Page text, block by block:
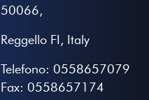
50066,
Reggello FI, Italy
Telefono: 0558657079
Fax: 0558657174